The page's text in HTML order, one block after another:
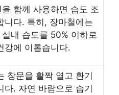
함께 사용하면 습도 조
니다. 특히, 장마철에는
내 습도를 50% 이하로
강에 이롭습니다.
창문을 활짝 열고 환기
다. 자연 바람으로 습기